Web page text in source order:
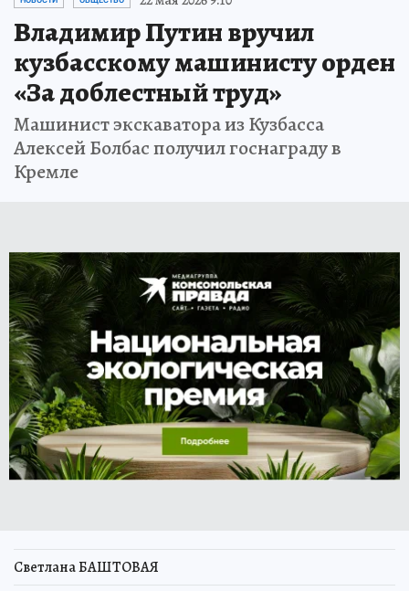
Владимир Путин вручил
кузбасскому машинисту орден
«За доблестный труд»
Машинист экскаватора из Кузбасса
Алексей Болбас получил госнаграду в
Кремле
Светлана БАШТОВАЯ